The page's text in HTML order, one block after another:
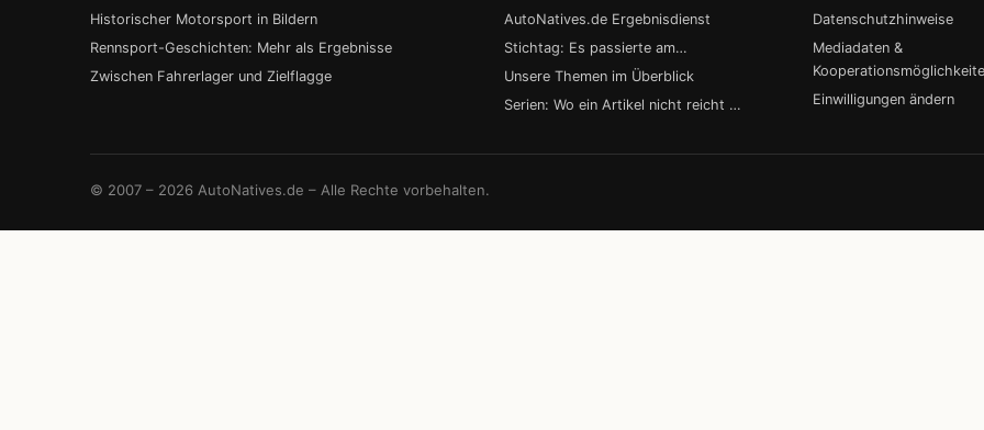
Historischer Motorsport in Bildern
Rennsport-Geschichten: Mehr als Ergebnisse
Zwischen Fahrerlager und Zielflagge
AutoNatives.de Ergebnisdienst
Stichtag: Es passierte am…
Unsere Themen im Überblick
Serien: Wo ein Artikel nicht reicht …
Datenschutzhinweise
Mediadaten &
Einwilligungen ändern
© 2007 – 2026 AutoNatives.de – Alle Rechte vorbehalten.